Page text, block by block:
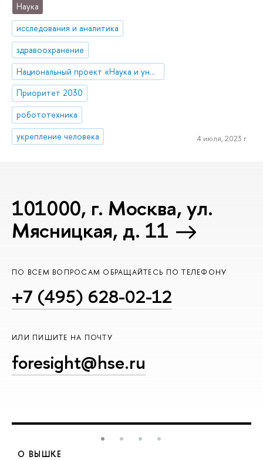
Наука
исследования и аналитика
здравоохранение
Национальный проект «Наука и университеты»
Приоритет 2030
робототехника
укрепление человека
4 июля, 2023 г.
101000, г. Москва, ул.
Мясницкая, д. 11
ПО ВСЕМ ВОПРОСАМ ОБРАЩАЙТЕСЬ ПО ТЕЛЕФОНУ
+7 (495) 628-02-12
ИЛИ ПИШИТЕ НА ПОЧТУ
foresight@hse.ru
О ВЫШКЕ